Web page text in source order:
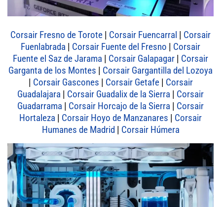
Corsair Fresno de Torote | Corsair Fuencarral | Corsair
Fuenlabrada | Corsair Fuente del Fresno | Corsair
Fuente el Saz de Jarama | Corsair Galapagar | Corsair
Garganta de los Montes | Corsair Gargantilla del Lozoya
| Corsair Gascones | Corsair Getafe| Corsair
Guadalajara | Corsair Guadalix de la Sierra | Corsair
Guadarrama | Corsair Horcajo de la Sierra | Corsair
Hortaleza | Corsair Hoyo de Manzanares | Corsair
Humanes de Madrid| Corsair Húmera